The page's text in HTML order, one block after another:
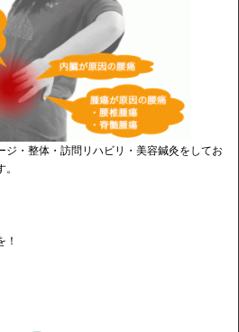
ジ・整体・訪問リハビリ・美容鍼灸をしてお
！